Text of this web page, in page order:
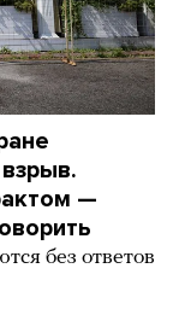
—
без ответов